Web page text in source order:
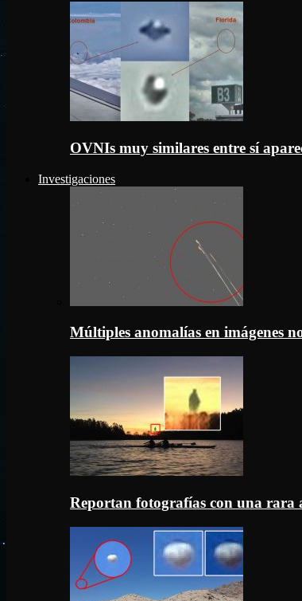
OVNIs muy similares entre sí
Investigaciones
Múltiples anomalías en imágenes
Reportan fotografías con una rara